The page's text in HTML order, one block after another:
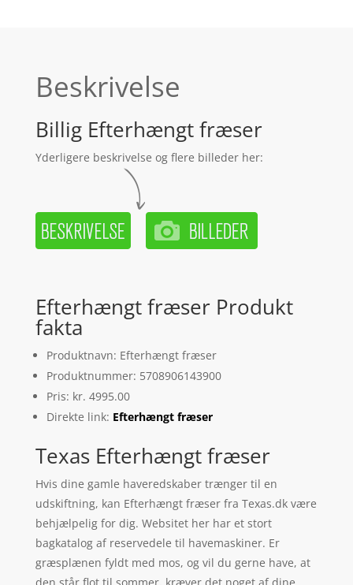
Beskrivelse
Billig Efterhængt fræser
Yderligere beskrivelse og flere billeder her:
Efterhængt fræser Produkt
fakta
Produktnavn: Efterhængt fræser
Produktnummer: 5708906143900
Pris: kr. 4995.00
Direkte link: Efterhængt fræser
Texas Efterhængt fræser
Hvis dine gamle haveredskaber trænger til en
udskiftning, kan Efterhængt fræser fra Texas.dk være
behjælpelig for dig. Websitet her har et stort
bagkatalog af reservedele til havemaskiner. Er
græsplænen fyldt med mos, og vil du gerne have, at
den står flot til sommer, kræver det noget af dine